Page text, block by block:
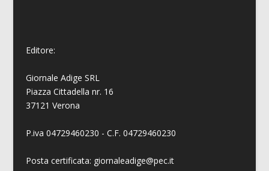
Editore:
Giornale Adige SRL
Piazza Cittadella nr. 16
37121 Verona
P.iva 04729460230 - C.F. 04729460230
Posta certificata: giornaleadige@pec.it